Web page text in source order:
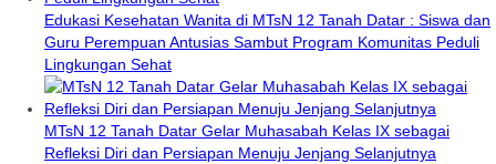
Edukasi Kesehatan Wanita di MTsN 12 Tanah Datar : Siswa dan
Guru Perempuan Antusias Sambut Program Komunitas Peduli
Lingkungan Sehat
MTsN 12 Tanah Datar Gelar Muhasabah Kelas IX sebagai
Refleksi Diri dan Persiapan Menuju Jenjang Selanjutnya